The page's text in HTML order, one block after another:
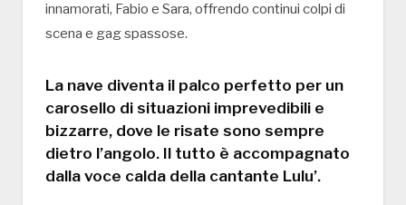
innamorati, Fabio e Sara, offrendo continui colpi di
scena e gag spassose.
La nave diventa il palco perfetto per un
carosello di situazioni imprevedibili e
bizzarre, dove le risate sono sempre
dietro l’angolo. Il tutto è accompagnato
dalla voce calda della cantante Lulu’.